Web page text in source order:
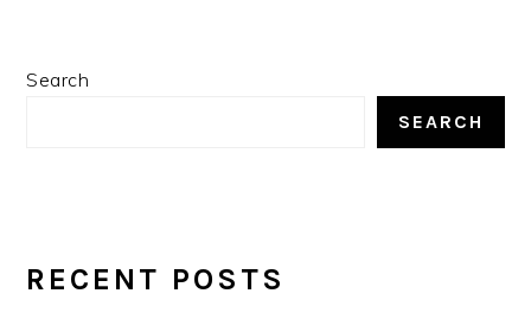
PRIMARY
Search
SEARCH
RECENT POSTS